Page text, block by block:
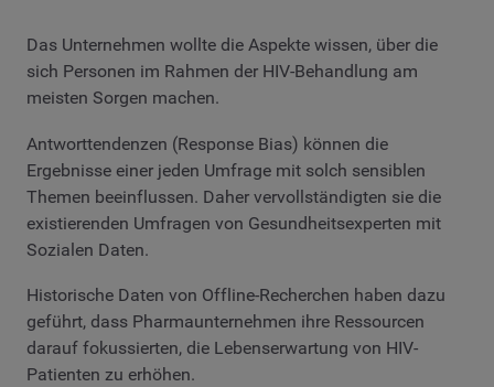
Das Unternehmen wollte die Aspekte wissen, über die
sich Personen im Rahmen der HIV-Behandlung am
meisten Sorgen machen.
Antworttendenzen (Response Bias) können die
Ergebnisse einer jeden Umfrage mit solch sensiblen
Themen beeinflussen. Daher vervollständigten sie die
existierenden Umfragen von Gesundheitsexperten mit
Sozialen Daten.
Historische Daten von Offline-Recherchen haben dazu
geführt, dass Pharmaunternehmen ihre Ressourcen
darauf fokussierten, die Lebenserwartung von HIV-
Patienten zu erhöhen.